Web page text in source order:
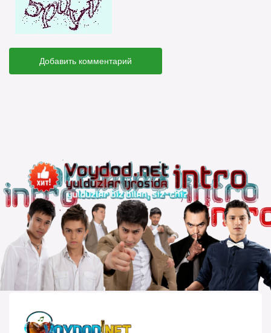
Добавить комментарий